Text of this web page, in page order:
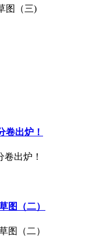
图（三)
卷出炉！
卷出炉！
图（二）
图（二）